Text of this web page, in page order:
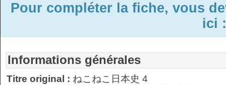
Pour compléter la fiche, vous
ici
Informations générales
Titre original : ねこねこ日本史 4